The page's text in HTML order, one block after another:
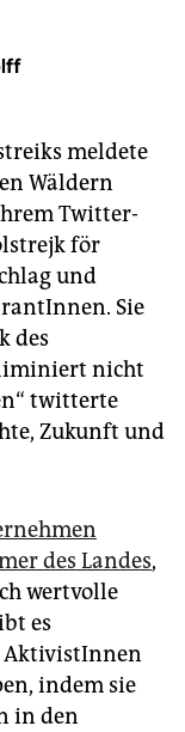
meldete
Wäldern
Twitter-
för
und
Sie
des
nicht
twitterte
Zukunft und
des Landes,
wertvolle
es
AktivistInnen
indem sie
in den